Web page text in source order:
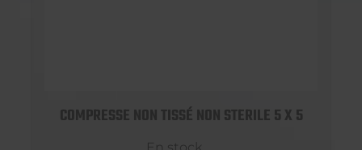
COMPRESSE NON TISSÉ NON STERILE 5 X 5